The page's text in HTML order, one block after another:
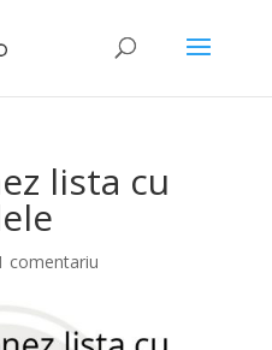
lista cu
comentariu